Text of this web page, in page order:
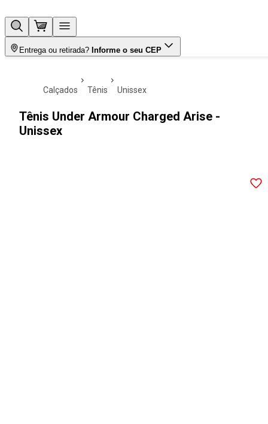
Entrega ou retirada? Informe o seu CEP
calçados tênis unissex
Tênis Under Armour Charged Arise -
Unissex